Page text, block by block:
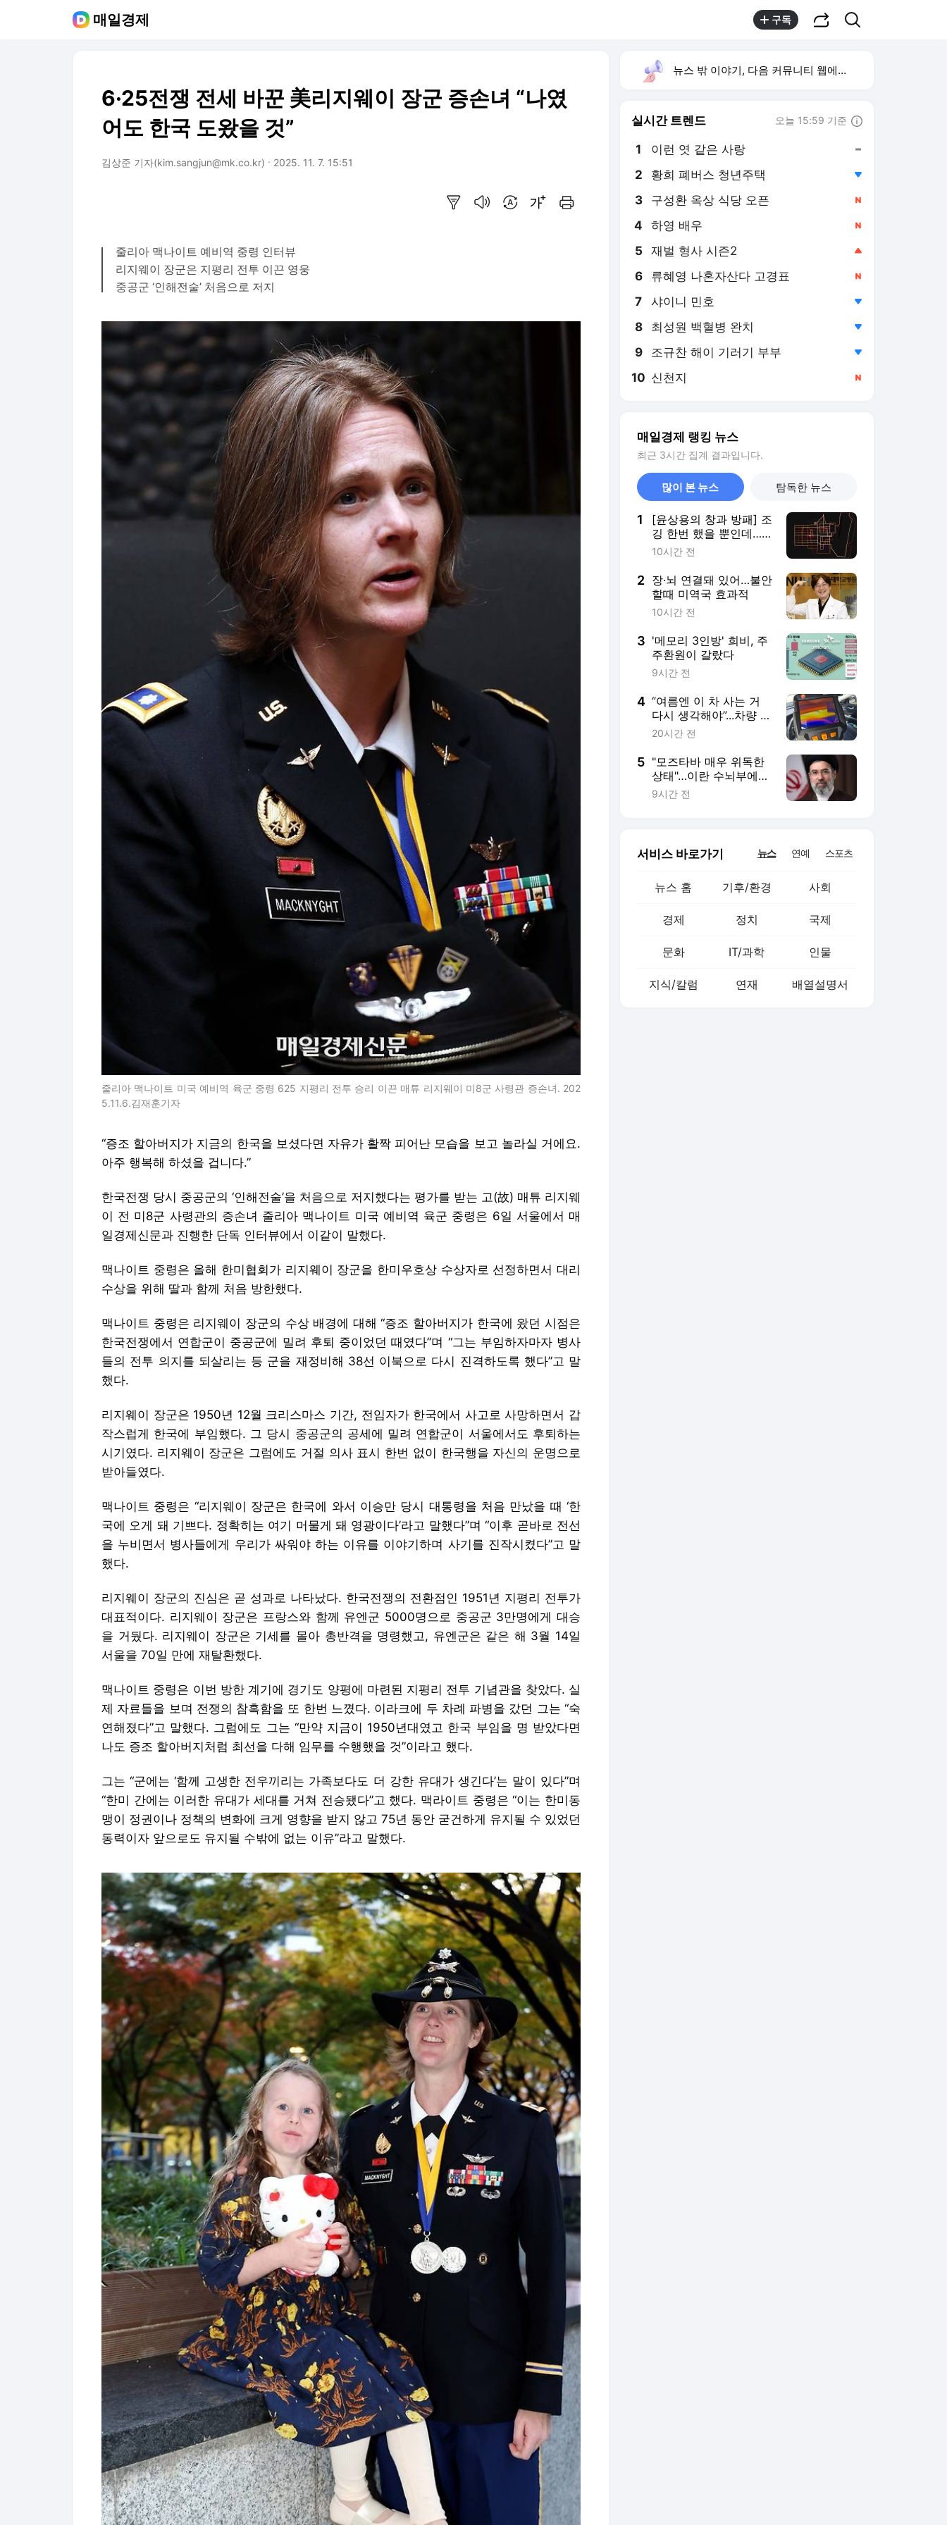
매일경제 구독
6·25전쟁 전세 바꾼 美리지웨이 장군 증손녀 “나였
어도 한국 도왔을 것”
김상준 기자(kim.sangjun@mk.co.kr) 2025. 11. 7. 15:51
줄리아 맥나이트 예비역 중령 인터뷰
리지웨이 장군은 지평리 전투 이끈 영웅
중공군 ‘인해전술’ 처음으로 저지
줄리아 맥나이트 미국 예비역 육군 중령 625 지평리 전투 승리 이끈 매튜 리지웨이 미8군 사령관 증손녀. 202
5.11.6.김재훈기자
“증조 할아버지가 지금의 한국을 보셨다면 자유가 활짝 피어난 모습을 보고 놀라실 거에요.
아주 행복해 하셨을 겁니다.”
한국전쟁 당시 중공군의 ‘인해전술’을 처음으로 저지했다는 평가를 받는 고(故) 매튜 리지웨
이 전 미8군 사령관의 증손녀 줄리아 맥나이트 미국 예비역 육군 중령은 6일 서울에서 매
일경제신문과 진행한 단독 인터뷰에서 이같이 말했다.
맥나이트 중령은 올해 한미협회가 리지웨이 장군을 한미우호상 수상자로 선정하면서 대리
수상을 위해 딸과 함께 처음 방한했다.
맥나이트 중령은 리지웨이 장군의 수상 배경에 대해 “증조 할아버지가 한국에 왔던 시점은
한국전쟁에서 연합군이 중공군에 밀려 후퇴 중이었던 때였다”며 “그는 부임하자마자 병사
들의 전투 의지를 되살리는 등 군을 재정비해 38선 이북으로 다시 진격하도록 했다”고 말
했다.
리지웨이 장군은 1950년 12월 크리스마스 기간, 전임자가 한국에서 사고로 사망하면서 갑
작스럽게 한국에 부임했다. 그 당시 중공군의 공세에 밀려 연합군이 서울에서도 후퇴하는
시기였다. 리지웨이 장군은 그럼에도 거절 의사 표시 한번 없이 한국행을 자신의 운명으로
받아들였다.
맥나이트 중령은 “리지웨이 장군은 한국에 와서 이승만 당시 대통령을 처음 만났을 때 ‘한
국에 오게 돼 기쁘다. 정확히는 여기 머물게 돼 영광이다’라고 말했다”며 “이후 곧바로 전선
을 누비면서 병사들에게 우리가 싸워야 하는 이유를 이야기하며 사기를 진작시켰다”고 말
했다.
리지웨이 장군의 진심은 곧 성과로 나타났다. 한국전쟁의 전환점인 1951년 지평리 전투가
대표적이다. 리지웨이 장군은 프랑스와 함께 유엔군 5000명으로 중공군 3만명에게 대승
을 거뒀다. 리지웨이 장군은 기세를 몰아 총반격을 명령했고, 유엔군은 같은 해 3월 14일
서울을 70일 만에 재탈환했다.
맥나이트 중령은 이번 방한 계기에 경기도 양평에 마련된 지평리 전투 기념관을 찾았다. 실
제 자료들을 보며 전쟁의 참혹함을 또 한번 느꼈다. 이라크에 두 차례 파병을 갔던 그는 “숙
연해졌다”고 말했다. 그럼에도 그는 “만약 지금이 1950년대였고 한국 부임을 명 받았다면
나도 증조 할아버지처럼 최선을 다해 임무를 수행했을 것”이라고 했다.
그는 “군에는 ‘함께 고생한 전우끼리는 가족보다도 더 강한 유대가 생긴다’는 말이 있다”며
“한미 간에는 이러한 유대가 세대를 거쳐 전승됐다”고 했다. 맥라이트 중령은 “이는 한미동
맹이 정권이나 정책의 변화에 크게 영향을 받지 않고 75년 동안 굳건하게 유지될 수 있었던
동력이자 앞으로도 유지될 수밖에 없는 이유”라고 말했다.
뉴스 밖 이야기, 다음 커뮤니티 웹에서 보기
실시간 트렌드 오늘 15:59 기준
1 이런 엿 같은 사랑
2 황희 폐버스 청년주택
3 구성환 옥상 식당 오픈
4 하영 배우
5 재벌 형사 시즌2
6 류혜영 나혼자산다 고경표
7 샤이니 민호
8 최성원 백혈병 완치
9 조규찬 해이 기러기 부부
10 신천지
매일경제 랭킹 뉴스
최근 3시간 집계 결과입니다.
많이 본 뉴스 탐독한 뉴스
1
[윤상용의 창과 방패] 조
깅 한번 했을 뿐인데…
핵항모 위치가 들통났다
10시간 전
2 장·뇌 연결돼 있어…불안
할때 미역국 효과적
10시간 전
3 '메모리 3인방' 희비, 주
주환원이 갈랐다
9시간 전
4 “여름엔 이 차 사는 거
다시 생각해야”...차량 내
부온도, 85도까지 올랐
20시간 전
5 "모즈타바 매우 위독한
상태"…이란 수뇌부에
소문 파다해
9시간 전
서비스 바로가기 뉴스 연예 스포츠
뉴스 홈 기후/환경 사회
경제 정치 국제
문화 IT/과학 인물
지식/칼럼 연재 배열설명서